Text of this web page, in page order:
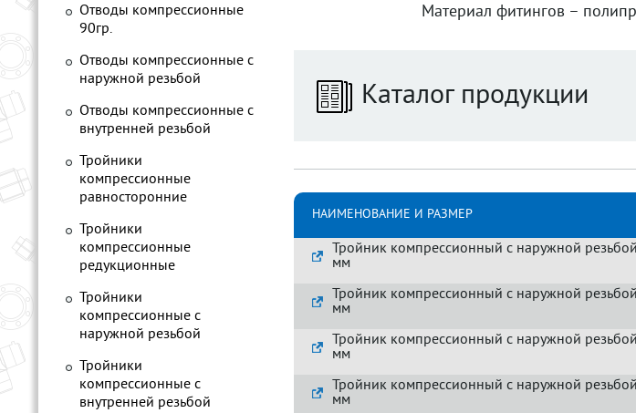
Материал фитингов –
Каталог продукции
НАИМЕНОВАНИЕ И РАЗМЕР
Тройник компрессионный с наружной
мм
Тройник компрессионный с наружной
мм
Тройник компрессионный с наружной
мм
Тройник компрессионный с наружной
мм
Отводы компрессионные
90гр.
Отводы компрессионные с
наружной резьбой
Отводы компрессионные с
внутренней резьбой
Тройники
компрессионные
равносторонние
Тройники
компрессионные
редукционные
Тройники
компрессионные с
наружной резьбой
Тройники
компрессионные с
внутренней резьбой